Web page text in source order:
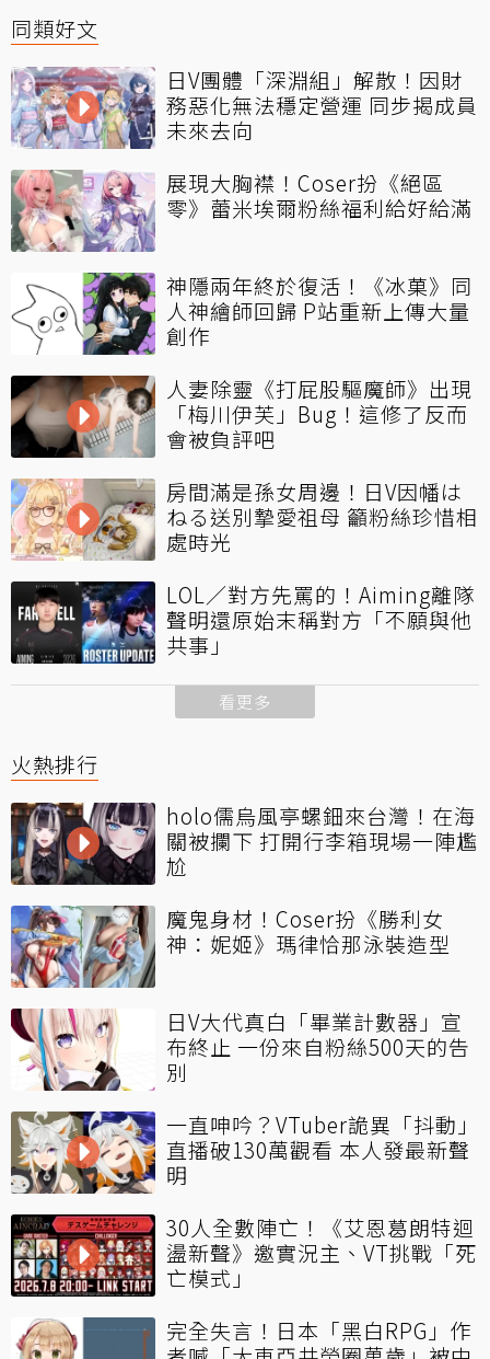
同類好文
日V團體「深淵組」解散！因財
務惡化無法穩定營運 同步揭成員
未來去向
展現大胸襟！Coser扮《絕區
零》蕾米埃爾粉絲福利給好給滿
神隱兩年終於復活！《冰菓》同
人神繪師回歸 P站重新上傳大量
創作
人妻除靈《打屁股驅魔師》出現
「梅川伊芙」Bug！這修了反而
會被負評吧
房間滿是孫女周邊！日V因幡は
ねる送別摯愛祖母 籲粉絲珍惜相
處時光
LOL／對方先罵的！Aiming離隊
聲明還原始末稱對方「不願與他
共事」
看更多
火熱排行
holo儒烏風亭螺鈿來台灣！在海
關被攔下 打開行李箱現場一陣尷
尬
魔鬼身材！Coser扮《勝利女
神：妮姬》瑪律恰那泳裝造型
日V大代真白「畢業計數器」宣
布終止 一份來自粉絲500天的告
別
一直呻吟？VTuber詭異「抖動」
直播破130萬觀看 本人發最新聲
明
30人全數陣亡！《艾恩葛朗特迴
盪新聲》邀實況主、VT挑戰「死
亡模式」
完全失言！日本「黑白RPG」作